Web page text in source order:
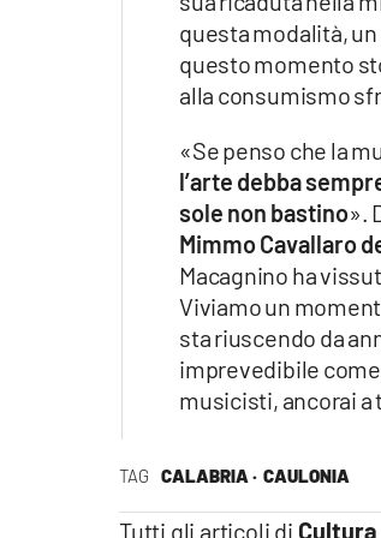
TAG CALABRIA · CAULONIA
Tutti gli articoli di Cultura
questa modalità,
questo momento
alla consumismo
«Se penso che la
l’arte debba
sole non bastino».
Mimmo Cavallaro
Macagnino ha
Viviamo un
sta riuscendo da
imprevedibile
musicisti, ancorai a